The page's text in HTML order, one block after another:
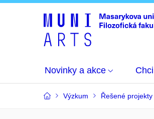
Novinky a akce
Výzkum Řešené projekty